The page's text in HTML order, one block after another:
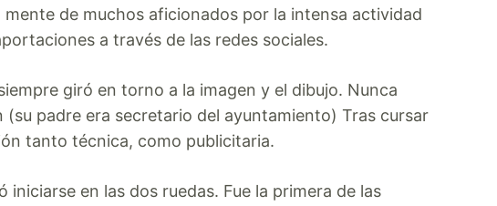
de muchos aficionados por la intensa actividad
a través de las redes sociales.
giró en torno a la imagen y el dibujo. Nunca
padre era secretario del ayuntamiento) Tras cursar
tanto técnica, como publicitaria.
en las dos ruedas. Fue la primera de las